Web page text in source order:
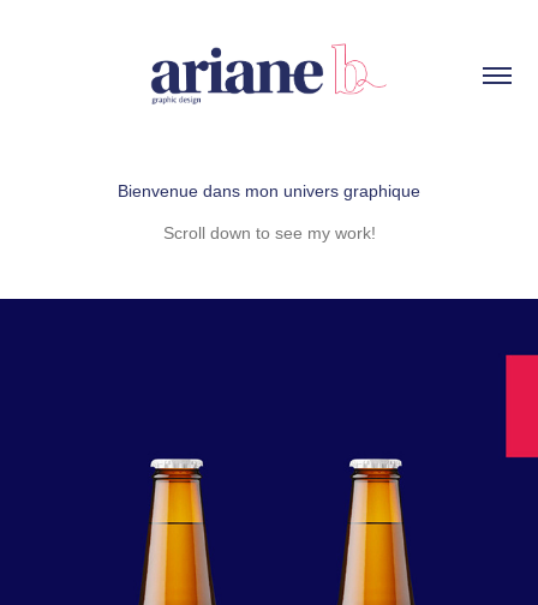
Bienvenue dans mon univers graphique
Scroll down to see my work!